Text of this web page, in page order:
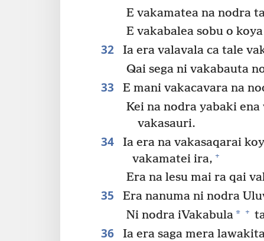
E vakamatea na nodra
E vakabalea sobu o
32 Ia era valavala ca tale
Qai sega ni vakabauta
33 E mani vakacavara na
Kei na nodra yabaki
vakasauri.
34
Ia era na vakasaqarai
vakamatei ira, +
Era na lesu mai ra qai
35 Era nanuma ni nodra
Ni nodra iVakabula* +
36
Ia era saga mera